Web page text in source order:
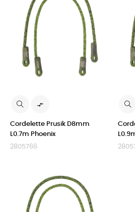

Cordelette Prusik D8mm
L0.7m Phoenix
2805766